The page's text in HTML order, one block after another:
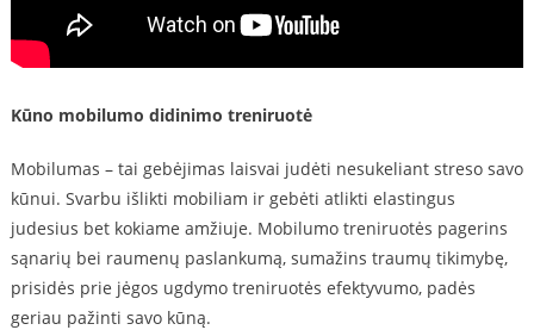
Kūno mobilumo didinimo treniruotė
Mobilumas – tai gebėjimas laisvai judėti nesukeliant streso savo
kūnui. Svarbu išlikti mobiliam ir gebėti atlikti elastingus
judesius bet kokiame amžiuje. Mobilumo treniruotės pagerins
sąnarių bei raumenų paslankumą, sumažins traumų tikimybę,
prisidės prie jėgos ugdymo treniruotės efektyvumo, padės
geriau pažinti savo kūną.